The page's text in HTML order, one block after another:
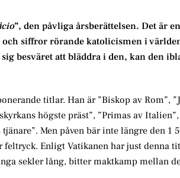
”, den påvliga årsberättelsen. Det är
siffror rörande katolicismen i
besväret att bläddra i den, kan den
titlar. Han är ”Biskop av Rom”,
högste präst”, ”Primas av
Men påven bär inte längre den 1
Enligt Vatikanen har just denna
sekler lång, bitter maktkamp mellan